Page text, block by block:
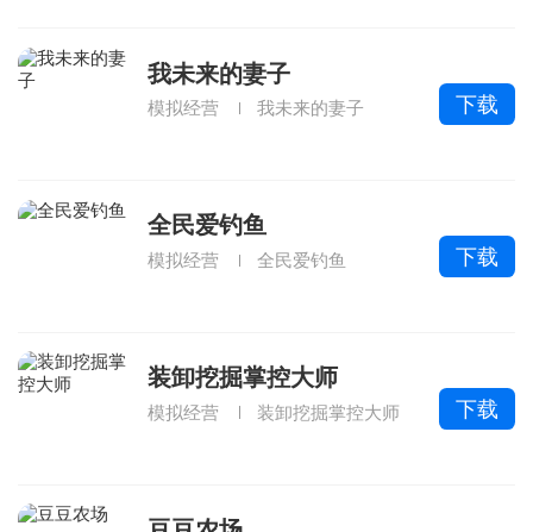
我未来的妻子
模拟经营 我未来的妻子 下载
全民爱钓鱼
模拟经营 全民爱钓鱼 下载
装卸挖掘掌控大师
模拟经营 装卸挖掘掌控大师 下载